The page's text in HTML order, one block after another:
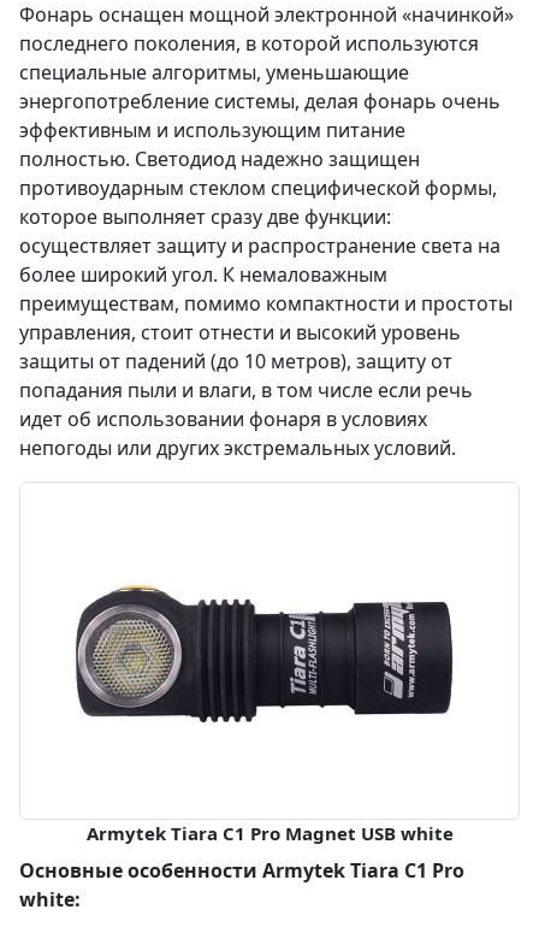
Фонарь оснащен мощной электронной «начинкой»
последнего поколения, в которой используются
специальные алгоритмы, уменьшающие
энергопотребление системы, делая фонарь очень
эффективным и использующим питание
полностью. Светодиод надежно защищен
противоударным стеклом специфической формы,
которое выполняет сразу две функции:
осуществляет защиту и распространение света на
более широкий угол. К немаловажным
преимуществам, помимо компактности и простоты
управления, стоит отнести и высокий уровень
защиты от падений (до 10 метров), защиту от
попадания пыли и влаги, в том числе если речь
идет об использовании фонаря в условиях
непогоды или других экстремальных условий.
Armytek Tiara C1 Pro Magnet USB white
Основные особенности Armytek Tiara C1 Pro
white: